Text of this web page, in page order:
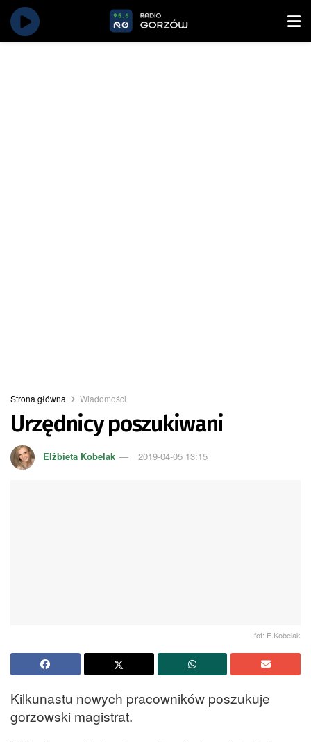
Strona główna Wiadomości
Urzędnicy poszukiwani
Elżbieta Kobelak 2019-04-05 13:15
fot: E.Kobelak
Kilkunastu nowych pracowników poszukuje
gorzowski magistrat.